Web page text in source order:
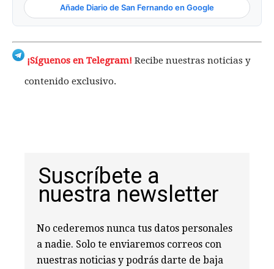
Añade Diario de San Fernando en Google
¡Síguenos en Telegram! Recibe nuestras noticias y
contenido exclusivo.
Suscríbete a
nuestra newsletter
No cederemos nunca tus datos personales
a nadie. Solo te enviaremos correos con
nuestras noticias y podrás darte de baja